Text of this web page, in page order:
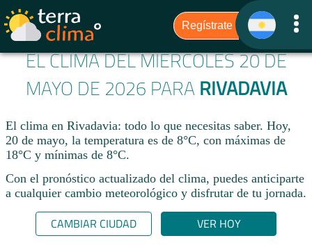
EL CLIMA DEL MIÉRCOLES 20 DE
MAYO DE 2026 PARA RIVADAVIA
El clima en Rivadavia: todo lo que necesitas saber. Hoy,
20 de mayo, la temperatura es de 8°C, con máximas de
18°C y mínimas de 8°C.
Con el pronóstico actualizado del clima, puedes anticiparte
a cualquier cambio meteorológico y disfrutar de tu jornada.​
CAMBIAR CIUDAD VER HOY